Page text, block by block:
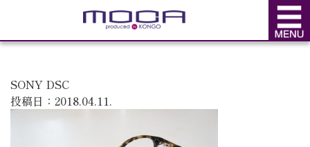
BLOG
SONY DSC
投稿日：2018.04.11.